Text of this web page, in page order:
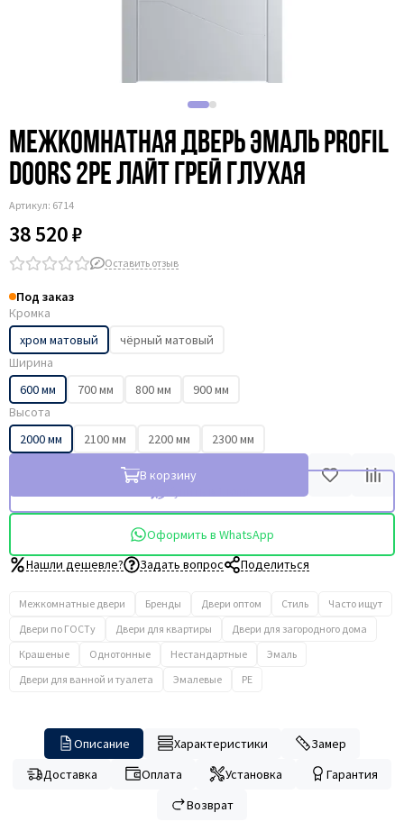
Межкомнатная дверь эмаль Profil
Doors 2PE лайт грей глухая
Артикул: 6714
38 520 ₽
Оставить отзыв
Под заказ
Кромка
хром матовый
чёрный матовый
Ширина
600 мм
700 мм 800 мм
900 мм
Высота
2000 мм
2100 мм 2200 мм 2300 мм
В корзину
Оформить в WhatsApp
Нашли дешевле?
Задать вопрос Поделиться
Межкомнатные двери Бренды Двери оптом Стиль
Часто ищут
Двери по ГОСТу
Двери для квартиры
Двери для загородного дома
Крашеные
Однотонные Нестандартные
Эмаль
Двери для ванной и туалета
Эмалевые PE
Описание Характеристики
Замер
Доставка
Оплата Установка
Гарантия
Возврат